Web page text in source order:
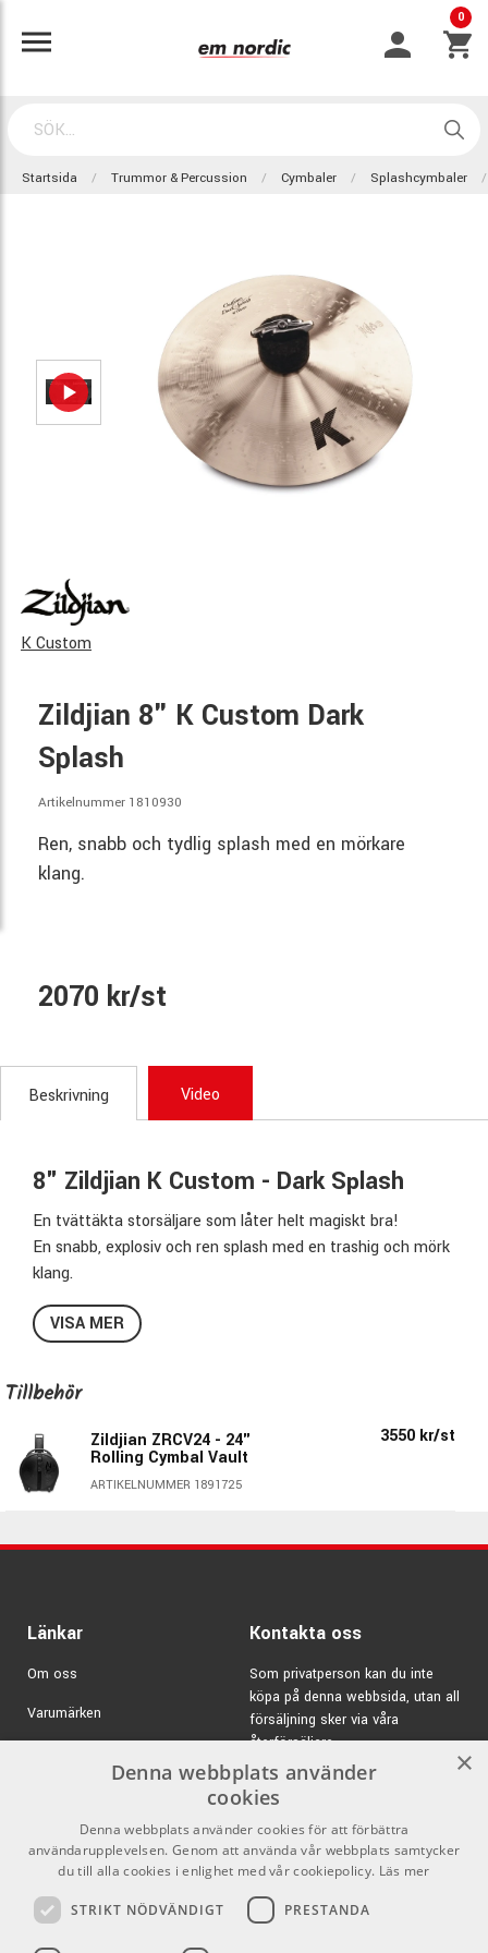
0
Startsida Trummor & Percussion Cymbaler Splashcymbaler
K Custom
Zildjian 8" K Custom Dark
Splash
Artikelnummer 1810930
Ren, snabb och tydlig splash med en mörkare
klang.
2070 kr/st
Beskrivning Video
8" Zildjian K Custom - Dark Splash
En tvättäkta storsäljare som låter helt magiskt bra!
En snabb, explosiv och ren splash med en trashig och mörk
klang.
Passar utmärkt i kombination med cymbaler från A-serien
om du vill bredda din ljudpalett och få fler sound att måla
Specifikationer:
Storlek:8"
Modell:Splash
Legering:Zildjians Secret Family B20 Alloy
Zildjians Art.nr:K0930
K Custom - Mörka, varma & distinkta
K Custom är en serie med otroligt musikaliska & dynamiska
cymbaler. K Custom har en mörk & varm underton med
stor kropp men ändå med något brightare &
genomträngade anslag än vad många modeller av mörkare
cymbaler normalt har. Hamringsmetoden Zildjian använder
VISA MER
Tillbehör
Zildjian ZRCV24 - 24"
Rolling Cymbal Vault
ARTIKELNUMMER 1891725
3550 kr/st
Länkar
Om oss
Varumärken
Försäljningsvillkor
Inlogg för återförsäljare
Kontakta oss
Som privatperson kan du inte
köpa på denna webbsida, utan all
försäljning sker via våra
återförsäljare.
E-post:info@emnordic.se
×
Denna webbplats använder
cookies
Denna webbplats använder cookies för att förbättra
användarupplevelsen. Genom att använda vår webbplats samtycker
du till alla cookies i enlighet med vår cookiepolicy. Läs mer
STRIKT NÖDVÄNDIGT PRESTANDA